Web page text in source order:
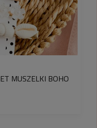
MUSZELKI BOHO